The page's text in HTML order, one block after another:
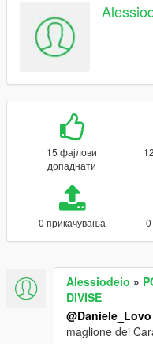
15 фајлови
допаднати
0 прикачувања
Alessiodeio »
DIVISE
@Daniele_Lovo
maglione dei